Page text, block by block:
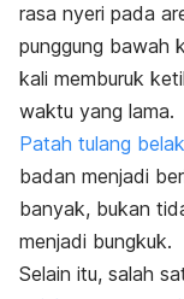
rasa nyeri pada
punggung bawah
kali memburuk
waktu yang lama.
Patah tulang
badan menjadi
banyak, bukan
menjadi bungkuk.
Selain itu, salah